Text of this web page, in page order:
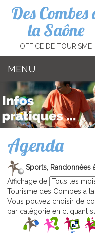
Des Combes
la Saône
OFFICE DE TOURISME
MENU
Agenda
Sports, Randonnées
Affichage de
Tourisme des Combes a
Vous pouvez choisir de
par catégorie en cliquant